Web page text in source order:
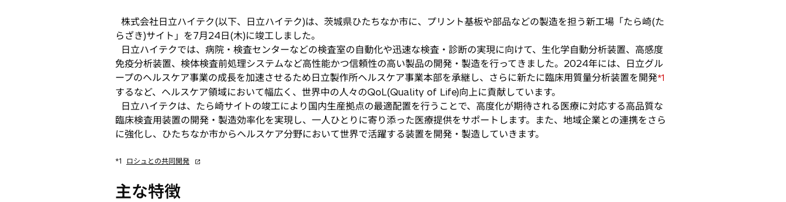
株式会社日立ハイテク(以下、日立ハイテク)は、茨城県ひたちなか市に、プリント基板や部品などの製造を担う新工場「たら崎(た
らざき)サイト」を7月24日(木)に竣工しました。
日立ハイテクでは、病院・検査センターなどの検査室の自動化や迅速な検査・診断の実現に向けて、生化学自動分析装置、高感度
免疫分析装置、検体検査前処理システムなど高性能かつ信頼性の高い製品の開発・製造を行ってきました。2024年には、日立グル
ープのヘルスケア事業の成長を加速させるため日立製作所ヘルスケア事業本部を承継し、さらに新たに臨床用質量分析装置を開発*1
するなど、ヘルスケア領域において幅広く、世界中の人々のQoL(Quality of Life)向上に貢献しています。
日立ハイテクは、たら崎サイトの竣工により国内生産拠点の最適配置を行うことで、高度化が期待される医療に対応する高品質な
臨床検査用装置の開発・製造効率化を実現し、一人ひとりに寄り添った医療提供をサポートします。また、地域企業との連携をさら
に強化し、ひたちなか市からヘルスケア分野において世界で活躍する装置を開発・製造していきます。
*1 ロシュとの共同開発新
主な特徴